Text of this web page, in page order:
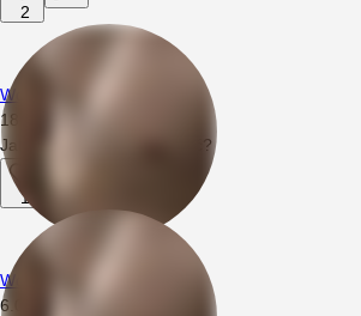
2
Wojciech94
18.04.2026
Jakaś chętna Pani popisać?
1
Wojciech94
6.04.2026